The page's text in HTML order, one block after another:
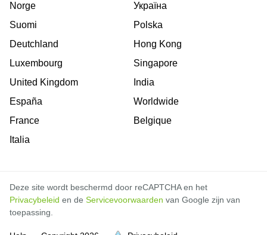
Norge
Suomi
Deutchland
Luxembourg
United Kingdom
España
France
Italia
Україна
Polska
Hong Kong
Singapore
India
Worldwide
Belgique
Deze site wordt beschermd door reCAPTCHA en het
Privacybeleid en de Servicevoorwaarden van Google zijn van
toepassing.